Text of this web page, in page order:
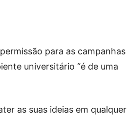
para as campanhas
universitário “é de uma
as suas ideias em qualquer